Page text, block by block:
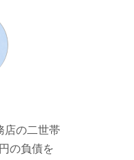
店の二世帯
の負債を